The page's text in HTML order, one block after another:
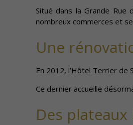
Situé dans la Grande
nombreux commerces et
Une
En 2012, l’Hôtel Terrier de
Ce dernier accueille
Des